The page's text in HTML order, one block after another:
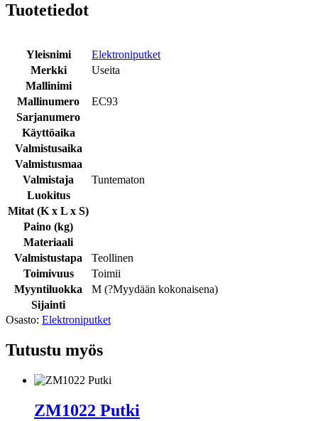
Tuotetiedot
Yleisnimi
Elektroniputket
Merkki
Useita
Mallinimi
Mallinumero
EC93
Sarjanumero
Käyttöaika
Valmistusaika
Valmistusmaa
Valmistaja
Tuntematon
Luokitus
Mitat (K x L x S)
Paino (kg)
Materiaali
Valmistustapa
Teollinen
Toimivuus
Toimii
Myyntiluokka
M (?Myydään kokonaisena)
Sijainti
Osasto: Elektroniputket
Tutustu myös
ZM1022 Putki